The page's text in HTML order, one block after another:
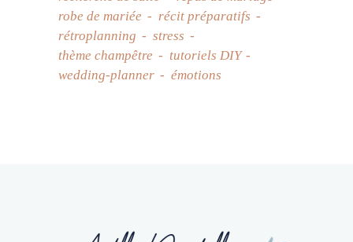
robe de mariée
récit préparatifs
rétroplanning
stress
thème champêtre
tutoriels DIY
wedding-planner
émotions